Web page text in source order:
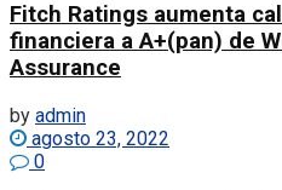
Fitch Ratings aumenta
financiera a A+(pan) de
Assurance
by admin
agosto 23, 2022
0